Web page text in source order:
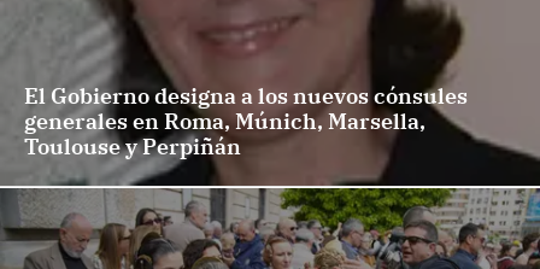
El Gobierno designa a los nuevos cónsules
generales en Roma, Múnich, Marsella,
Toulouse y Perpiñán